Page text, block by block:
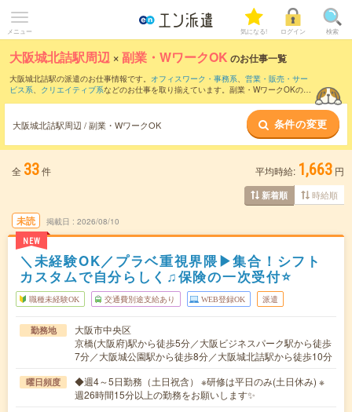
メニュー 気になる! ログイン 検索
大阪城北詰駅周辺 ×副業・WワークOK のお仕事一覧
大阪城北詰駅の派遣のお仕事情報です。 オフィスワーク・事務系、 営業・販売・サー
ビス系、 クリエイティブ系などのお仕事を取り揃えています。副業・WワークOKの条
大阪城北詰駅周辺 / 副業・WワークOK 条件の変更
全 33件 平均時給: 1,663 円
新着順 時給順
未読
NEW
掲載日 2026/08/10
＼未経験OK／プラベ重視界隈▶集合！シフト
カスタムで自分らしく♫保険の一次受付⭐
職種未経験OK 交通費別途支給あり WEB登録OK 派遣
勤務地
大阪市中央区
京橋(大阪府)駅から徒歩5分／大阪ビジネスパーク駅から徒歩
7分／大阪城公園駅から徒歩8分／大阪城北詰駅から徒歩10分
曜日頻度
◆週4～5日勤務（土日祝含） ※研修は平日のみ(土日休み) ※
週26時間15分以上の勤務をお願いします✨